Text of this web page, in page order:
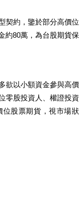
契約，鑒於部分高價位
約80萬，為台股期貨保
欲以小額資金參與高價
零股投資人、權證投資
位股票期貨，視市場狀